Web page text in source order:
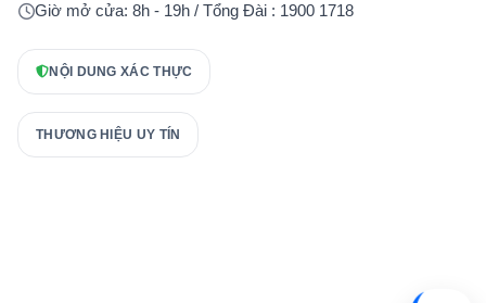
Giờ mở cửa: 8h - 19h / Tổng Đài : 1900 1718
NỘI DUNG XÁC THỰC
THƯƠNG HIỆU UY TÍN